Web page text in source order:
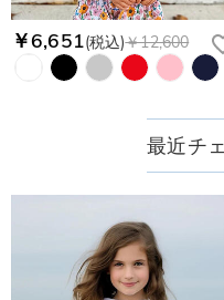
￥6,651(税込)￥12,600
最近チ